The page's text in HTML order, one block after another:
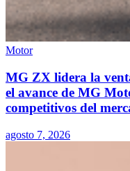
Motor
MG ZX lidera la
el avance de MG
competitivos del
agosto 7, 2026